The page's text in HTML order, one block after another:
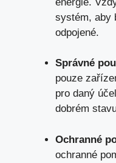
systém, aby
odpojené.
Správné
pouze
pro daný
dobrém
Ochranné
ochranné